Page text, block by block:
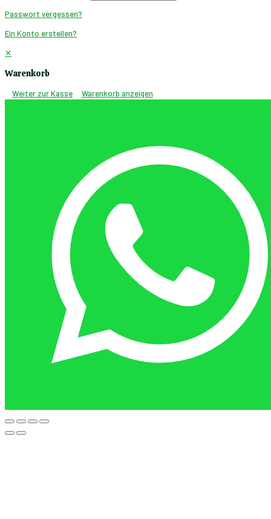
Passwort vergessen?
Ein Konto erstellen?
✕
Warenkorb
Weiter zur Kasse Warenkorb anzeigen